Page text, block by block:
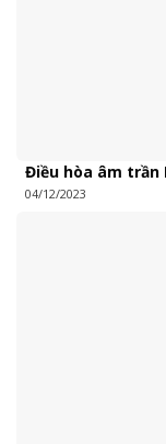
Điều hòa âm trần
04/12/2023